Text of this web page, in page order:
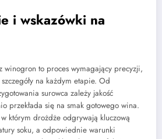
i wskazówki na
winogron to proces wymagający precyzji,
na każdym etapie. Od
surowca zależy jakość
przekłada się na smak gotowego wina.
którym drożdże odgrywają kluczową
soku, a odpowiednie warunki